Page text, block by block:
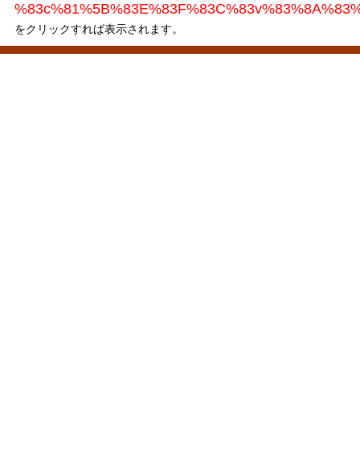
をクリックすれば表示されます。